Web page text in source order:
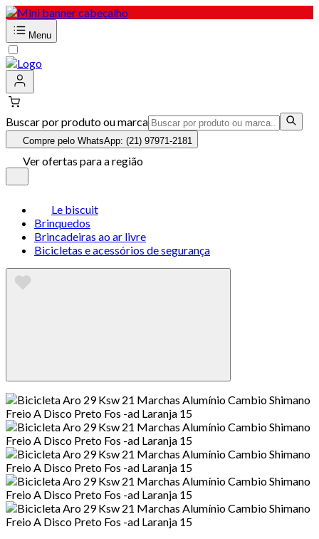
Menu
Buscar por produto ou marca
Compre pelo WhatsApp: (21) 97971-2181
Ver ofertas para a região
Le biscuit
Brinquedos
Brincadeiras ao ar livre
Bicicletas e acessórios de segurança